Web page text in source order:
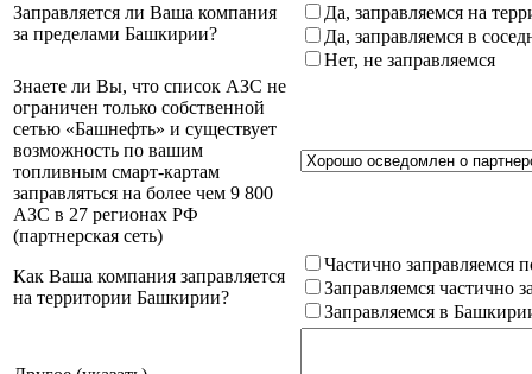
Заправляется ли Ваша компания
за пределами Башкирии?
Да, заправляемся на
Да, заправляемся в
Нет, не заправляемся
Знаете ли Вы, что список АЗС не
ограничен только собственной
сетью «Башнефть» и существует
возможность по вашим
топливным смарт-картам
заправляться на более чем 9 800
АЗС в 27 регионах РФ
(партнерская сеть)
Как Ваша компания заправляется
на территории Башкирии?
Частично заправляемся
Заправляемся частично
Заправляемся в